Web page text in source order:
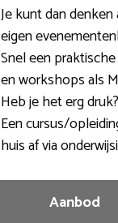
Je kunt dan
eigen
Snel een
en workshops als
Heb je het erg
Een cursus/
huis af via
Aanbod